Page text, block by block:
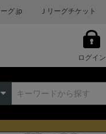
ーグ.jp Ｊリーグチケット
ログイン